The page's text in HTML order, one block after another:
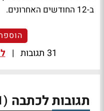
ב-12 החודשים האחרונים.
31 תגובות |
תגובות לכתבה (31)